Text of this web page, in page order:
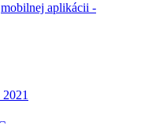
mobilnej aplikácii -